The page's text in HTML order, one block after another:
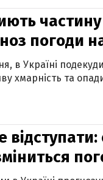
частину
погоди
в Україні
хмарність та